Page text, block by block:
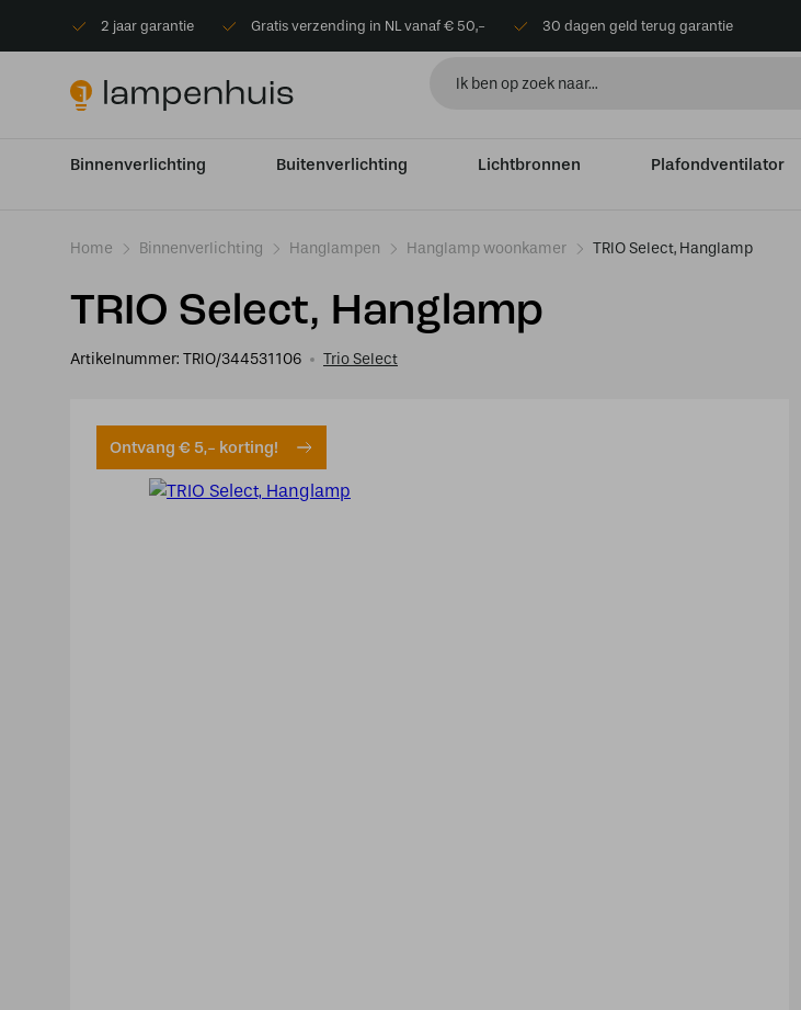
2 jaar garantie Gratis verzending in NL vanaf € 50,- 30 dagen geld terug garantie
Binnenverlichting Buitenverlichting Lichtbronnen Plafondventilator
Home Binnenverlichting Hanglampen Hanglamp woonkamer TRIO Select, Hanglamp
TRIO Select, Hanglamp
Artikelnummer: TRIO/344531106 Trio Select
Ontvang € 5,- korting!